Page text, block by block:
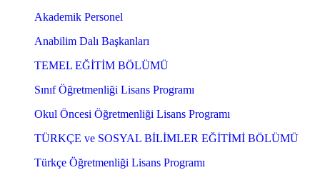
Akademik Personel
Anabilim Dalı Başkanları
TEMEL EĞİTİM BÖLÜMÜ
Sınıf Öğretmenliği Lisans Programı
Okul Öncesi Öğretmenliği Lisans Programı
TÜRKÇE ve SOSYAL BİLİMLER EĞİTİMİ BÖLÜMÜ
Türkçe Öğretmenliği Lisans Programı